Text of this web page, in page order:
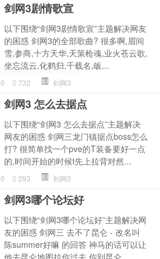
剑网3剧情歌宣
以下围绕“剑网3剧情歌宣”主题解决网友
的困惑 剑网3的全部歌曲? 很多啊,眉间
雪,参商,十方天华,天策枪魂,业火苍云歌,
坐忘流云,化鹤归,千载名,皈...
0 732 剑网3
剑网3 怎么去据点
以下围绕“剑网3 怎么去据点”主题解决
网友的困惑 剑网三龙门镇据点boss怎么
打? 很简单找一个pve的T装备要好一点
的,时间开始的时候t先上拉背对然...
0 293 剑网3
剑网3哪个论坛好
以下围绕“剑网3哪个论坛好”主题解决网
友的困惑 剑网三 去不了昆仑 - 改名叫
陈summer好嘛 的回答 神马的话可以让